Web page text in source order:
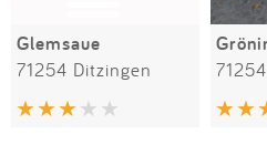
Glemsaue
71254 Ditzingen